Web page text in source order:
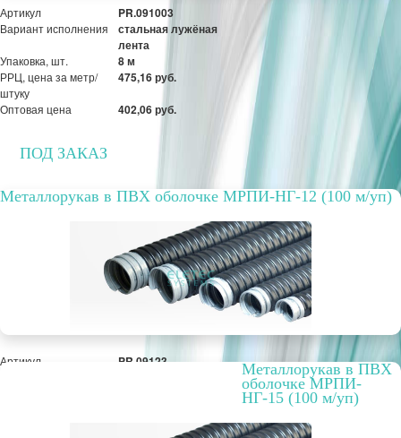
Артикул PR.091003
Вариант исполнения
стальная лужёная
лента
Упаковка, шт. 8 м
РРЦ, цена за метр/
штуку
475,16 руб.
Оптовая цена 402,06 руб.
ПОД ЗАКАЗ
Металлорукав в ПВХ оболочке МРПИ-НГ-12 (100 м/уп)
Артикул PR.09123
Металлорукав в ПВХ
оболочке МРПИ-
НГ-15 (100 м/уп)